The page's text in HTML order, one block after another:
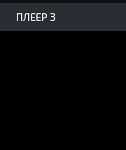
ПЛЕЕР 3